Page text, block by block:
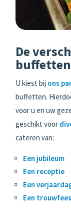
De
buffetten
U kiest bij ons
buffetten.
voor u en uw
geschikt voor
cateren van:
Een jubileum
Een receptie
Een
Een